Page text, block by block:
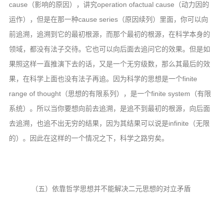
cause（影响的原因），讲究operation ofactual cause（动力因的
运作），但是在那一种cause series（原因续列）里面，你可以向
前追溯，追溯到它的最初根源，而那个最初的根源，在科学本身的
领域，都没有法子交待。它也可以向后面去追问它的效果。但是如
果照这样一直推演下去的话，又是一个无穷级数，那么其最后的效
果，在科学上面也没有法子再追。因为科学的思想是一个finite
range of thought（思想的有限系列），是一个finite system（有限
系统）。所以当你要想向前去追溯，是追不到最初的根源，向后面
去追溯，也追不出无穷的结果，因为其结果可以说是infinite（无限
的）。因此在这样的一个情况之下，科学之路穷矣。
（五）依靠哲学思想并不能解决二元思想的对立矛盾